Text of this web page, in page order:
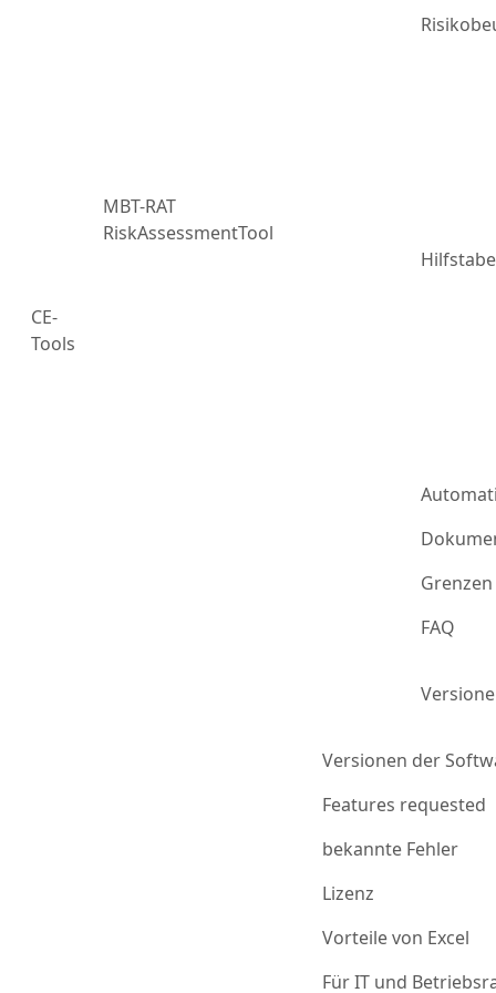
CE-
Tools
MBT-RAT
RiskAssessmentTool
FAQ
Versionen der
Features requested
bekannte Fehler
Lizenz
Vorteile von Excel
Für IT und